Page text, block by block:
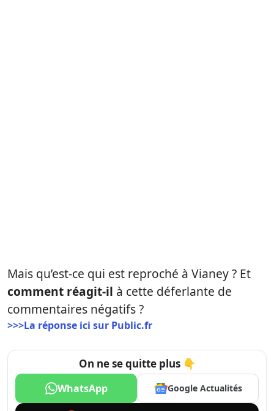
Mais qu’est-ce qui est reproché à Vianey ? Et
comment réagit-il à cette déferlante de
commentaires négatifs ?
>>>La réponse ici sur Public.fr
On ne se quitte plus 👇
WhatsApp Google Actualités